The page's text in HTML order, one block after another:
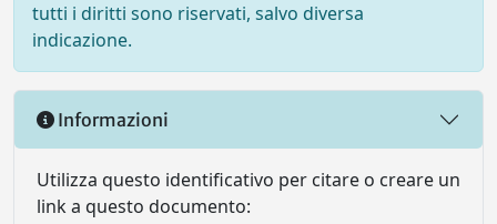
tutti i diritti sono riservati, salvo diversa
indicazione.
Informazioni
Utilizza questo identificativo per citare o creare un
link a questo documento: